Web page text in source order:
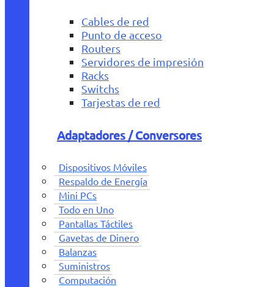
Cables de red
Punto de acceso
Routers
Servidores de impresión
Racks
Switchs
Tarjestas de red
Adaptadores / Conversores
Dispositivos Móviles
Respaldo de Energía
Mini PCs
Todo en Uno
Pantallas Táctiles
Gavetas de Dinero
Balanzas
Suministros
Computación